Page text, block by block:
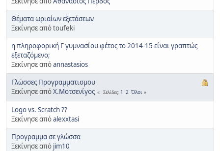
Θέματα ωριαίων εξετάσεων
Ξεκίνησε από toufeki
η πληροφορική Γ γυμνασίου φέτος το 2014-15 είναι γραπτώς
εξεταζόμενο;
Ξεκίνησε απόannastasios
Γλώσσες Προγραμματισμου
Ξεκίνησε απόΧ.Μοτσενίγος Σελίδες 1 2 Όλοι
Logo vs. Scratch ??
Ξεκίνησε απόalexxtasi
Προγραμμα σε γλώσσα
Ξεκίνησε από jim10